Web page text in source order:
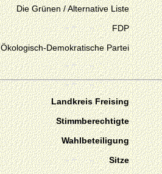
Die Grünen / Alternative Liste
FDP
Ökologisch-Demokratische Partei
Landkreis Freising
Stimmberechtigte
Wahlbeteiligung
Sitze